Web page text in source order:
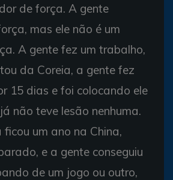
de força. A gente
mas ele não é um
A gente fez um trabalho,
da Coreia, a gente fez
15 dias e foi colocando ele
não teve lesão nenhuma.
ficou um ano na China,
e a gente conseguiu
de um jogo ou outro,